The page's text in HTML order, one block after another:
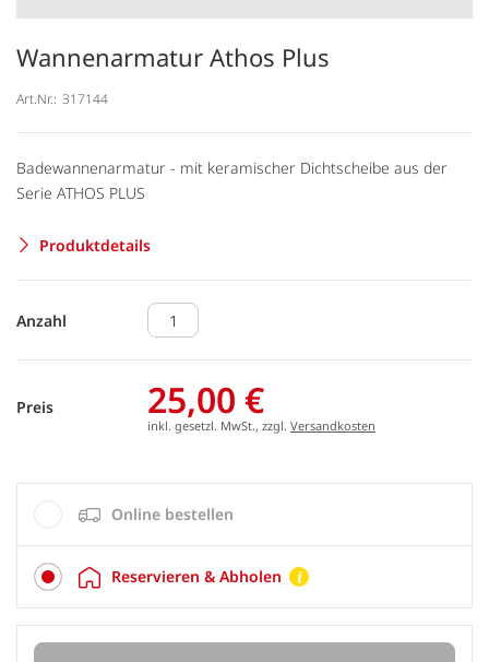
Wannenarmatur Athos Plus
Art.Nr.: 317144
Badewannenarmatur - mit keramischer Dichtscheibe aus der
Serie ATHOS PLUS
Produktdetails
Anzahl
Preis 25,00 €
inkl. gesetzl. MwSt., zzgl. Versandkosten
Online bestellen
Reservieren & Abholen